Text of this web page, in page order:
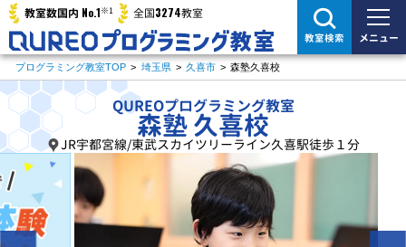
教室数国内 No.1※1 全国3274教室
教室検索 メニュー
プログラミング教室TOP > 埼玉県 > 久喜市 > 森塾久喜校
QUREOプログラミング教室
森塾 久喜校
JR宇都宮線/東武スカイツリーライン久喜駅徒歩１分